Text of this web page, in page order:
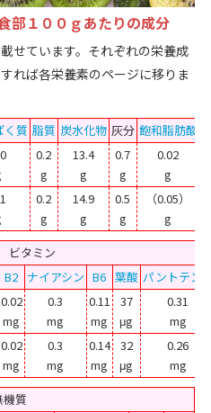
１００ｇあたりの成分
せています。それぞれの栄養成
れば各栄養素のページに移りま
く質 脂質 炭水化物 灰分 飽和脂肪酸
0.2
g
13.4
g
0.7
g
0.02
g
0.2
g
14.9
g
0.5
g
（0.05）
g
ビタミン
B2 ナイアシン B6 葉酸 パントテン
0.02
mg
0.3
mg
0.11
mg
37
μg
0.31
mg
0.02
mg
0.3
mg
0.14
mg
32
μg
0.26
mg
機質